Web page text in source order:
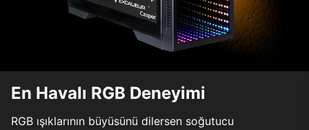
En Havalı RGB Deneyimi
RGB ışıklarının büyüsünü dilersen soğutucu